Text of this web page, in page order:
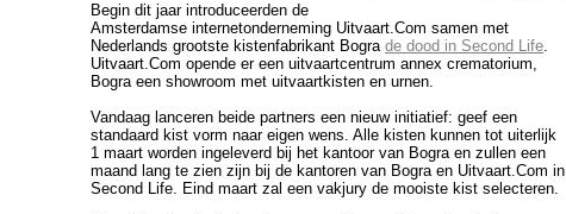
Begin dit jaar introduceerden de
Amsterdamse internetonderneming Uitvaart.Com samen met
Nederlands grootste kistenfabrikant Bogra de dood in Second Life.
Uitvaart.Com opende er een uitvaartcentrum annex crematorium,
Bogra een showroom met uitvaartkisten en urnen.
Vandaag lanceren beide partners een nieuw initiatief: geef een
standaard kist vorm naar eigen wens. Alle kisten kunnen tot uiterlijk
1 maart worden ingeleverd bij het kantoor van Bogra en zullen een
maand lang te zien zijn bij de kantoren van Bogra en Uitvaart.Com in
Second Life. Eind maart zal een vakjury de mooiste kist selecteren.